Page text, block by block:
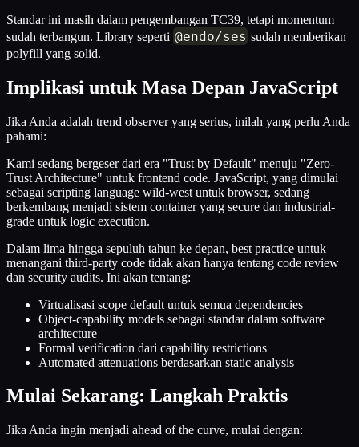
Standar ini masih dalam pengembangan TC39, tetapi momentum
sudah terbangun. Library seperti @endo/ses sudah memberikan
polyfill yang solid.
Implikasi untuk Masa Depan JavaScript
Jika Anda adalah trend observer yang serius, inilah yang perlu Anda
pahami:
Kami sedang bergeser dari era "Trust by Default" menuju "Zero-
Trust Architecture" untuk frontend code. JavaScript, yang dimulai
sebagai scripting language wild-west untuk browser, sedang
berkembang menjadi sistem container yang secure dan industrial-
grade untuk logic execution.
Dalam lima hingga sepuluh tahun ke depan, best practice untuk
menangani third-party code tidak akan hanya tentang code review
dan security audits. Ini akan tentang:
Virtualisasi scope default untuk semua dependencies
Object-capability models sebagai standar dalam software
architecture
Formal verification dari capability restrictions
Automated attenuations berdasarkan static analysis
Mulai Sekarang: Langkah Praktis
Jika Anda ingin menjadi ahead of the curve, mulai dengan: